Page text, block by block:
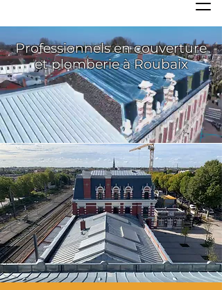
Professionnels en couverture
et plomberie à Roubaix